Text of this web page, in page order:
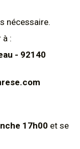
nécessaire.
:
- 92140
17h00 et se